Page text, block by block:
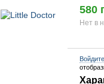
580
Нет в
Войдите